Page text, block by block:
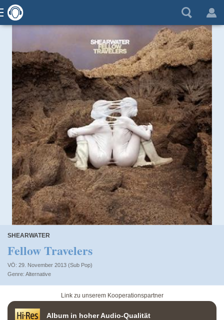
SHEARWATER
Fellow Travelers
VÖ: 29. November 2013 (Sub Pop)
Alternative
Link zu unserem Kooperationspartner
Album in hoher Audio-Qualität